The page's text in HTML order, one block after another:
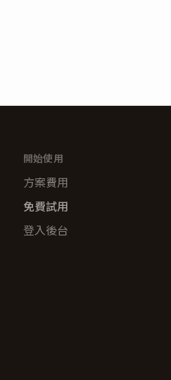
開始使用
方案費用
免費試用
登入後台